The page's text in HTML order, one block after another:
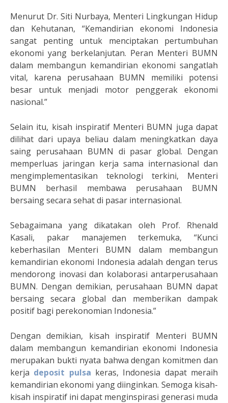
Menurut Dr. Siti Nurbaya, Menteri Lingkungan Hidup
dan Kehutanan, “Kemandirian ekonomi Indonesia
sangat penting untuk menciptakan pertumbuhan
ekonomi yang berkelanjutan. Peran Menteri BUMN
dalam membangun kemandirian ekonomi sangatlah
vital, karena perusahaan BUMN memiliki potensi
besar untuk menjadi motor penggerak ekonomi
nasional.”
Selain itu, kisah inspiratif Menteri BUMN juga dapat
dilihat dari upaya beliau dalam meningkatkan daya
saing perusahaan BUMN di pasar global. Dengan
memperluas jaringan kerja sama internasional dan
mengimplementasikan teknologi terkini, Menteri
BUMN berhasil membawa perusahaan BUMN
bersaing secara sehat di pasar internasional.
Sebagaimana yang dikatakan oleh Prof. Rhenald
Kasali, pakar manajemen terkemuka, “Kunci
keberhasilan Menteri BUMN dalam membangun
kemandirian ekonomi Indonesia adalah dengan terus
mendorong inovasi dan kolaborasi antarperusahaan
BUMN. Dengan demikian, perusahaan BUMN dapat
bersaing secara global dan memberikan dampak
positif bagi perekonomian Indonesia.”
Dengan demikian, kisah inspiratif Menteri BUMN
dalam membangun kemandirian ekonomi Indonesia
merupakan bukti nyata bahwa dengan komitmen dan
kerja deposit pulsa keras, Indonesia dapat meraih
kemandirian ekonomi yang diinginkan. Semoga kisah-
kisah inspiratif ini dapat menginspirasi generasi muda